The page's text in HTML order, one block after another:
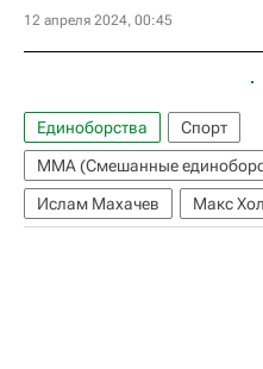
12 апреля 2024, 00:45
Единоборства
Спорт
ММА (Смешанные
Ислам Махачев
Макс